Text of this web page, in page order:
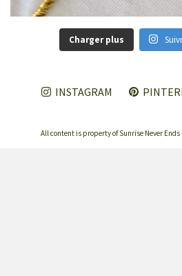
Charger plus
INSTAGRAM
All content is property of Sunrise Never Ends